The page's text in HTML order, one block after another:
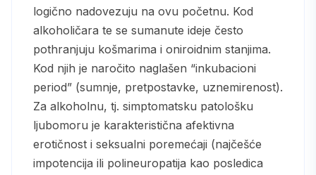
logično nadovezuju na ovu početnu. Kod
alkoholičara te se sumanute ideje često
pothranjuju košmarima i oniroidnim stanjima.
Kod njih je naročito naglašen “inkubacioni
period” (sumnje, pretpostavke, uznemirenost).
Za alkoholnu, tj. simptomatsku patološku
ljubomoru je karakteristična afektivna
erotičnost i seksualni poremećaji (najčešće
impotencija ili polineuropatija kao posledica